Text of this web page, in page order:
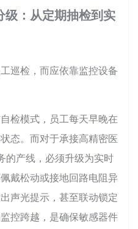
级：从定期抽检到实
巡检，而应依靠监控设备
检模式，员工每天早晚在
态。而对于承接高精密医
的产线，必须升级为实时
戴松动或接地回路电阻异
声光提示，甚至联动锁定
控跨越，是确保敏感器件